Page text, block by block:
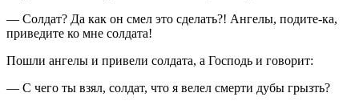
— Солдат? Да как он смел это сделать?! Ангелы, подите-ка,
приведите ко мне солдата!
Пошли ангелы и привели солдата, а Господь и говорит:
— С чего ты взял, солдат, что я велел смерти дубы грызть?